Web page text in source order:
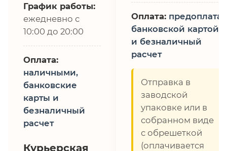
График работы:
ежедневно с
10:00 до 20:00
Оплата:
наличными,
банковские
карты и
безналичный
расчет
Курьерская
Оплата: предоплата,
банковской картой
и безналичный
расчет
Отправка в
заводской
упаковке или в
собранном виде
с обрешеткой
(оплачивается